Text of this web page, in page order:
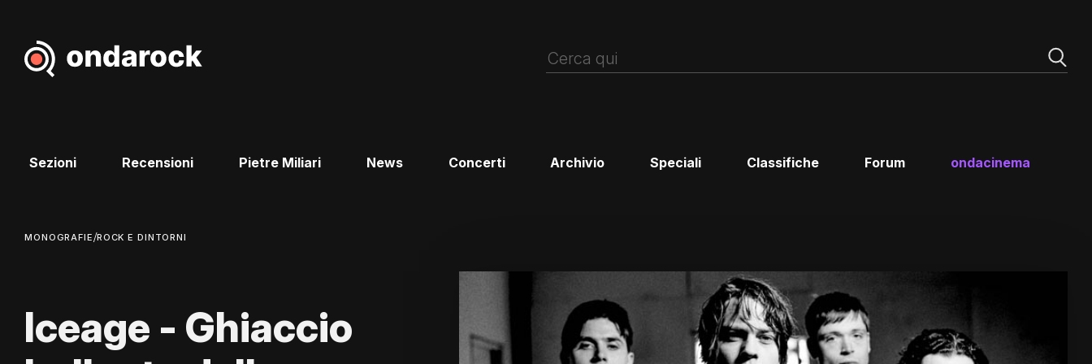
Sezioni Recensioni Pietre Miliari News Concerti Archivio Speciali Classifiche Forum ondacinema
MONOGRAFIE/ROCK E DINTORNI
Iceage - Ghiaccio